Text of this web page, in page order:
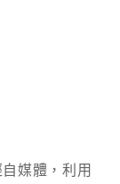
媒體，利用